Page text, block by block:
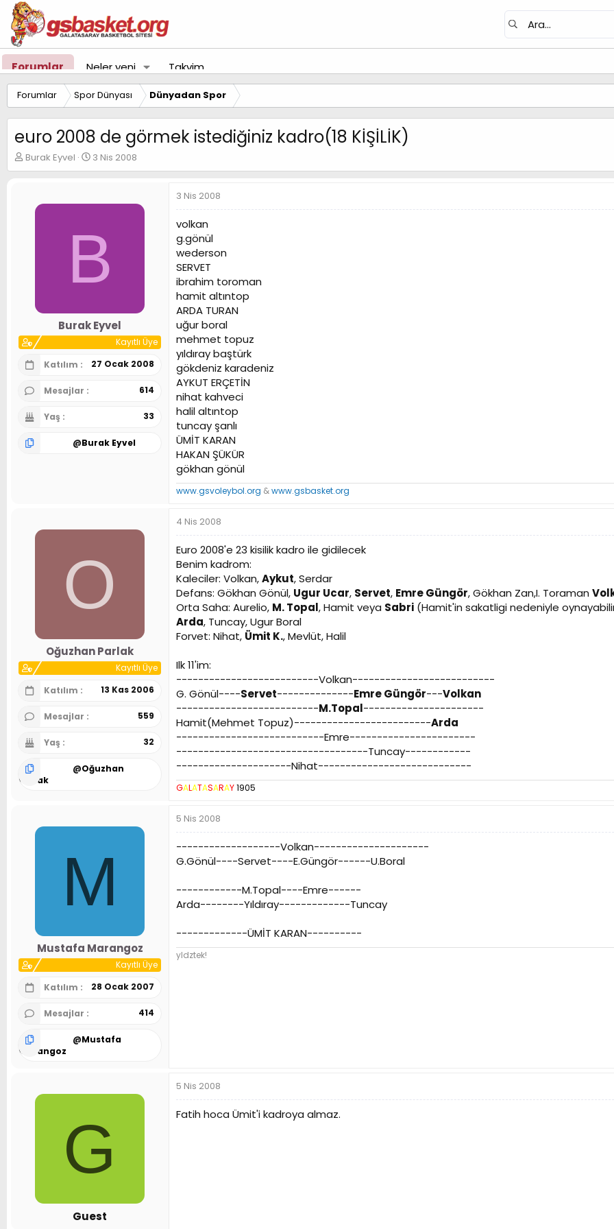
Forumlar Neler yeni Takvim
Forumlar Spor Dünyası Dünyadan Spor
euro 2008 de görmek istediğiniz kadro(18 KİŞİLİK)
K
o
Burak Eyvel
B
a
a
ı
ç
a
h
3 Nis 2008
B
Burak Eyvel
Kayıtlı Üye
Katılım
27 Ocak 2008
Mesajlar 614
Yaş 33
@Burak Eyvel
3 Nis 2008
volkan
g.gönül
wederson
SERVET
ibrahim toroman
hamit altıntop
ARDA TURAN
uğur boral
mehmet topuz
yıldıray baştürk
gökdeniz karadeniz
AYKUT ERÇETİN
nihat kahveci
halil altıntop
tuncay şanlı
ÜMİT KARAN
HAKAN ŞÜKÜR
gökhan gönül
www.gsvoleybol.org &www.gsbasket.org
O
Oğuzhan Parlak
Kayıtlı Üye
Katılım
13 Kas 2006
Mesajlar 559
Yaş 32
@Oğuzhan
Parlak
4 Nis 2008
Euro 2008'e 23 kisilik kadro ile gidilecek
Benim kadrom:
Kaleciler: Volkan,Aykut, Serdar
Defans: Gökhan Gönül, Ugur Ucar, Servet, Emre Güngör, Gökhan Zan,I. Toraman
Orta Saha: Aurelio, M. Topal, Hamit veya Sabri (Hamit'in sakatligi nedeniyle
Arda, Tuncay, Ugur Boral
Forvet: Nihat, Ümit K., Mevlüt, Halil
Ilk 11'im:
--------------------------Volkan--------------------------
G. Gönül----Servet--------------Emre Güngör---Volkan
--------------------------M.Topal----------------------
Hamit(Mehmet Topuz)-------------------------Arda
---------------------------Emre-----------------------
-----------------------------------Tuncay------------
---------------------Nihat----------------------------
GALATASARAY1905
M
Mustafa Marangoz
Kayıtlı Üye
Katılım
28 Ocak 2007
Mesajlar 414
@Mustafa
Marangoz
5 Nis 2008
-------------------Volkan---------------------
G.Gönül----Servet----E.Güngör------U.Boral
------------M.Topal----Emre------
Arda--------Yıldıray-------------Tuncay
-------------ÜMİT KARAN----------
yldztek!
G
Guest
5 Nis 2008
Fatih hoca Ümit'i kadroya almaz.